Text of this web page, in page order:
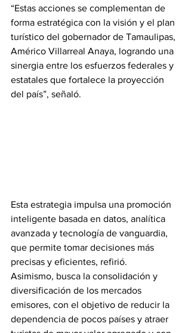
“Estas acciones se complementan de
forma estratégica con la visión y el plan
turístico del gobernador de Tamaulipas,
Américo Villarreal Anaya, logrando una
sinergia entre los esfuerzos federales y
estatales que fortalece la proyección
del país”, señaló.
Esta estrategia impulsa una promoción
inteligente basada en datos, analítica
avanzada y tecnología de vanguardia,
que permite tomar decisiones más
precisas y eficientes, refirió.
Asimismo, busca la consolidación y
diversificación de los mercados
emisores, con el objetivo de reducir la
dependencia de pocos países y atraer